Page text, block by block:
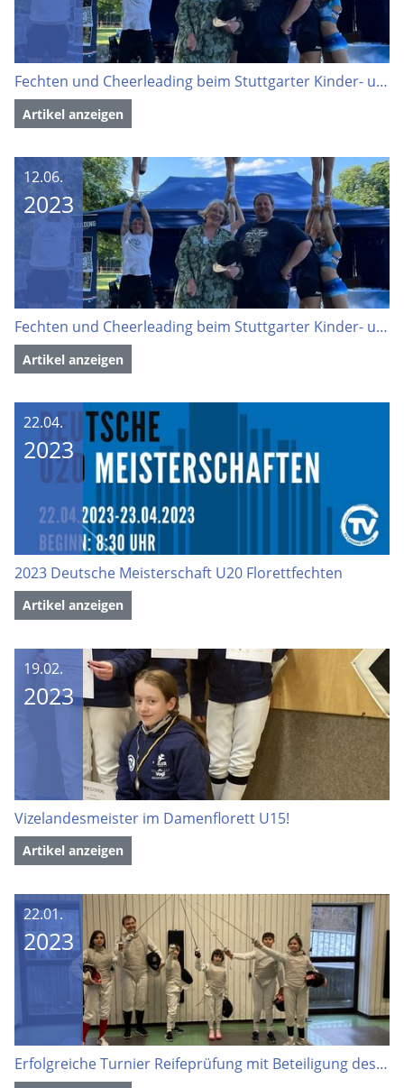
Fechten und Cheerleading beim Stuttgarter Kinder- und Familienfestival
Artikel anzeigen
12.06.
2023
Fechten und Cheerleading beim Stuttgarter Kinder- und Familienfestival
Artikel anzeigen
22.04.
2023
2023 Deutsche Meisterschaft U20 Florettfechten
Artikel anzeigen
19.02.
2023
Vizelandesmeister im Damenflorett U15!
Artikel anzeigen
22.01.
2023
Erfolgreiche Turnier Reifeprüfung mit Beteiligung des TVC